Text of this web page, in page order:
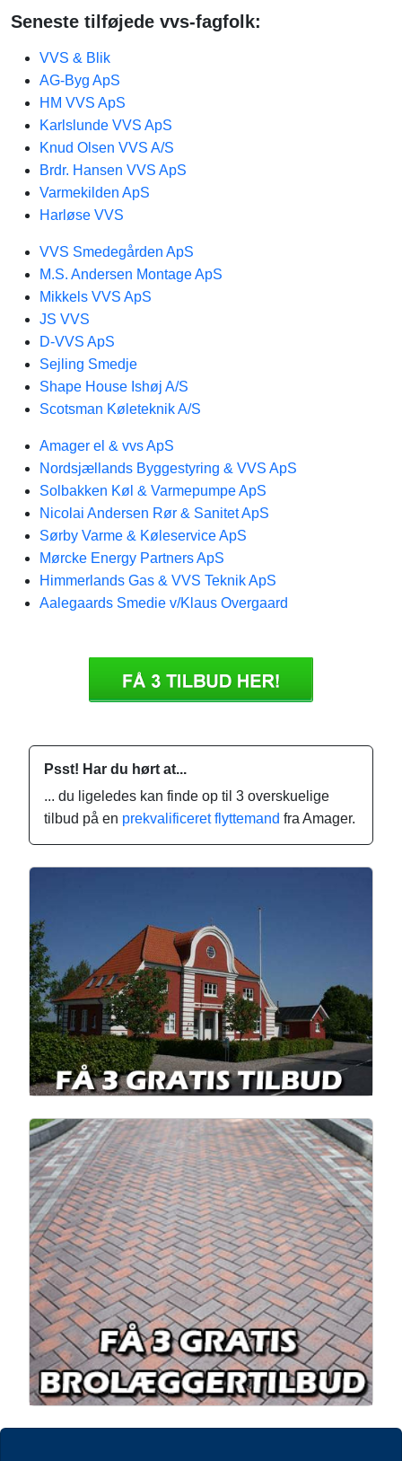
Seneste tilføjede vvs-fagfolk:
VVS & Blik
AG-Byg ApS
HM VVS ApS
Karlslunde VVS ApS
Knud Olsen VVS A/S
Brdr. Hansen VVS ApS
Varmekilden ApS
Harløse VVS
VVS Smedegården ApS
M.S. Andersen Montage ApS
Mikkels VVS ApS
JS VVS
D-VVS ApS
Sejling Smedje
Shape House Ishøj A/S
Scotsman Køleteknik A/S
Amager el & vvs ApS
Nordsjællands Byggestyring & VVS ApS
Solbakken Køl & Varmepumpe ApS
Nicolai Andersen Rør & Sanitet ApS
Sørby Varme & Køleservice ApS
Mørcke Energy Partners ApS
Himmerlands Gas & VVS Teknik ApS
Aalegaards Smedie v/Klaus Overgaard
Psst! Har du hørt at...
... du ligeledes kan finde op til 3 overskuelige
tilbud på en prekvalificeret flyttemand fra Amager.